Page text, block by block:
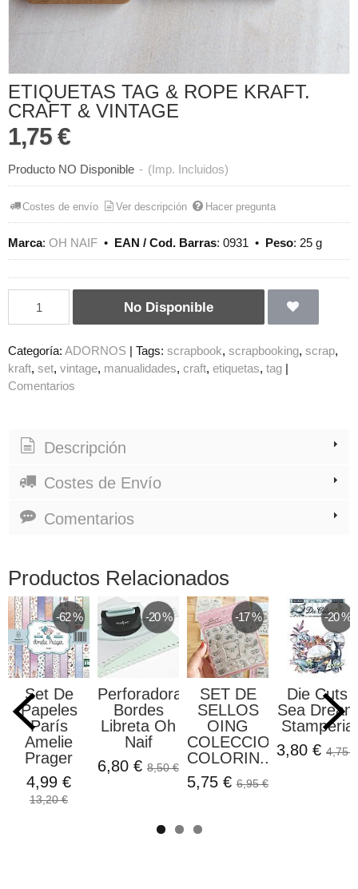
ETIQUETAS TAG & ROPE KRAFT.
CRAFT & VINTAGE
1,75 €
Producto NO Disponible - (Imp. Incluidos)
Costes de envío Ver descripción Hacer pregunta
Marca: OH NAIF • EAN / Cod. Barras: 0931 • Peso: 25 g
No Disponible
Categoría: ADORNOS Tags: scrapbook scrapbooking scrap
kraft set vintage manualidades craft etiquetas tag
Comentarios
Descripción
Costes de Envío
Comentarios
Productos Relacionados
-62 %
Set De
Papeles
París
Amelie
Prager
4,99 €
13,20 €
-20 %
Perforadora
Bordes
Libreta Oh
Naif
6,80 € 8,50 €
-17 %
SET DE
SELLOS
OING
COLECCION
COLORIN...
5,75 € 6,95 €
-20 %
Die Cuts
Sea Dream
Stamperia
3,80 € 4,75 €